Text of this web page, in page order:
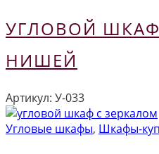
УГЛОВОЙ
НИШЕЙ
Артикул: У-033
Угловые шкафы, Шкафы-